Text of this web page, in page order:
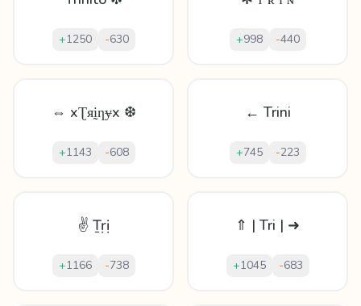
+1250 -630 +998 -440
⇔ xƮᴙḭƞɏx ❆
+1143 -608
← Trini
+745 -223
✌ Ṯṛị
+1166 -738
⇑ | Tri | ➜
+1045 -683